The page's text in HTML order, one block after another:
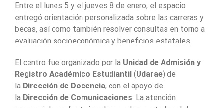
Entre el lunes 5 y el jueves 8 de enero, el espacio
entregó orientación personalizada sobre las carreras y
becas, así como también resolver consultas en torno a
evaluación socioeconómica y beneficios estatales.
El centro fue organizado por la Unidad de Admisión y
Registro Académico Estudiantil (Udarae) de
la Dirección de Docencia, con el apoyo de
la Dirección de Comunicaciones. La atención